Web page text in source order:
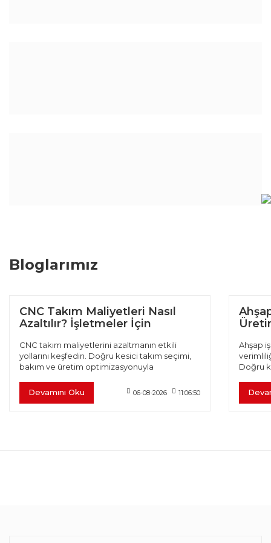
Bloglarımız
CNC Takım Maliyetleri Nasıl
Azaltılır? İşletmeler İçin
CNC takım maliyetlerini azaltmanın etkili
yollarını keşfedin. Doğru kesici takım seçimi,
bakım ve üretim optimizasyonuyla
Devamını Oku
06-08-2026 11:06:50
Ahşap
Doğru